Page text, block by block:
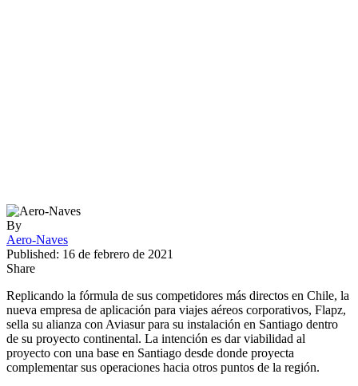
By
Aero-Naves
Published: 16 de febrero de 2021
Share
Replicando la fórmula de sus competidores más directos en Chile, la
nueva empresa de aplicación para viajes aéreos corporativos, Flapz,
sella su alianza con Aviasur para su instalación en Santiago dentro
de su proyecto continental. La intención es dar viabilidad al
proyecto con una base en Santiago desde donde proyecta
complementar sus operaciones hacia otros puntos de la región.